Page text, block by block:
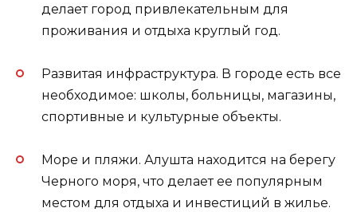
делает город привлекательным для
проживания и отдыха круглый год.
Развитая инфраструктура. В городе есть все
необходимое: школы, больницы, магазины,
спортивные и культурные объекты.
Море и пляжи. Алушта находится на берегу
Черного моря, что делает ее популярным
местом для отдыха и инвестиций в жилье.